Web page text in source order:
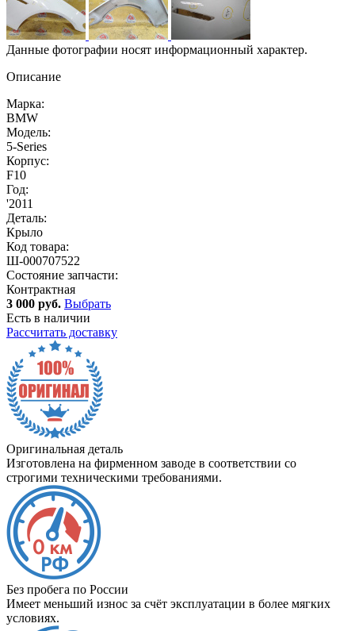
Данные фотографии носят информационный характер.
Описание
Марка:
BMW
Модель:
5-Series
Корпус:
F10
Год:
'2011
Деталь:
Крыло
Код товара:
Ш-000707522
Состояние запчасти:
Контрактная
3 000 руб. Выбрать
Есть в наличии
Рассчитать доставку
Оригинальная деталь
Изготовлена на фирменном заводе в соответствии со
строгими техническими требованиями.
Без пробега по России
Имеет меньший износ за счёт эксплуатации в более мягких
условиях.